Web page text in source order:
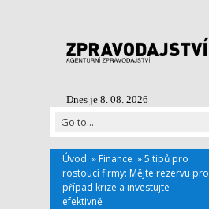
Dnes je 8. 08. 2026
Úvod » Finance »5 tipů pro
rostoucí firmy: Mějte rezervu pro
případ krize a investujte
efektivně